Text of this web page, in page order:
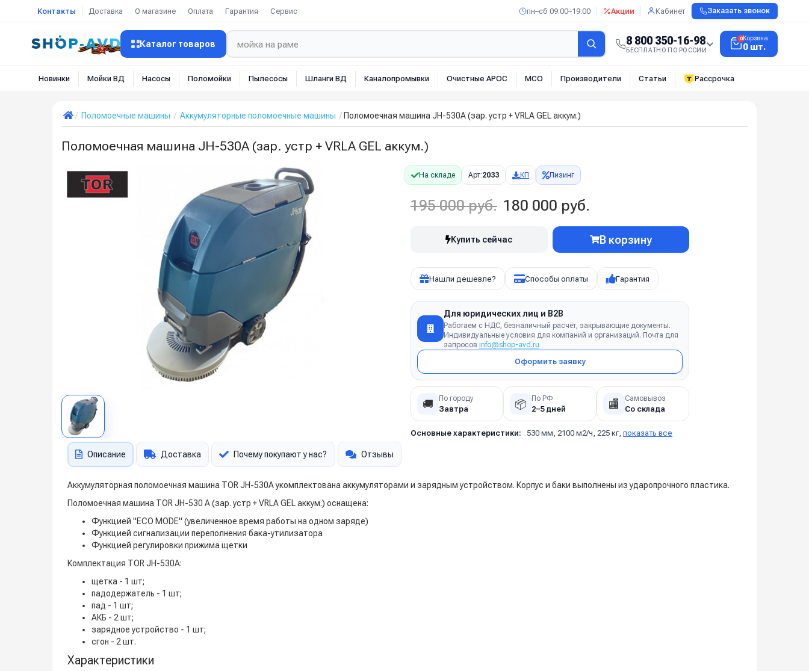
Контакты Доставка О магазине Оплата Гарантия Сервис пн–сб 09:00–19:00 Акции Кабинет Заказать звонок
Каталог товаров 8 800 350-16-98
БЕСПЛАТНО ПО РОССИИ
0Корзина
0 шт.
Новинки Мойки ВД Насосы Поломойки Пылесосы Шланги ВД Каналопромывки Очистные АРОС МСО Производители Статьи Рассрочка
Поломоечные машины Аккумуляторные поломоечные машины Поломоечная машина JH-530A (зар. устр + VRLA GEL аккум.)
Поломоечная машина JH-530A (зар. устр + VRLA GEL аккум.)
На складе Арт:2033 КП Лизинг
195 000 руб. 180 000 руб.
Купить сейчас В корзину
Нашли дешевле? Способы оплаты Гарантия
Для юридических лиц и B2B
Работаем с НДС, безналичный расчёт, закрывающие документы.
Индивидуальные условия для компаний и организаций. Почта для
запросов info@shop-avd.ru
Оформить заявку
🚚 По городу
Завтра 📦 По РФ
2–5 дней 🏬 Самовывоз
Со склада
Основные характеристики: 530 мм, 2100 м2/ч, 225 кг, показать все
Описание Доставка Почему покупают у нас? Отзывы
Аккумуляторная поломоечная машина TOR JH-530A укомплектована аккумуляторами и зарядным устройством. Корпус и баки выполнены из ударопрочного пластика.
Поломоечная машина TOR JH-530 A (зар. устр + VRLA GEL аккум.) оснащена:
Функцией "ECO MODE" (увеличенное время работы на одном заряде)
Функцией сигнализации переполнения бака-утилизатора
Функцией регулировки прижима щетки
Комплектация TOR JH-530A:
щетка - 1 шт;
падодержатель - 1 шт;
пад - 1 шт;
АКБ - 2 шт;
зарядное устройство - 1 шт;
сгон - 2 шт.
Характеристики